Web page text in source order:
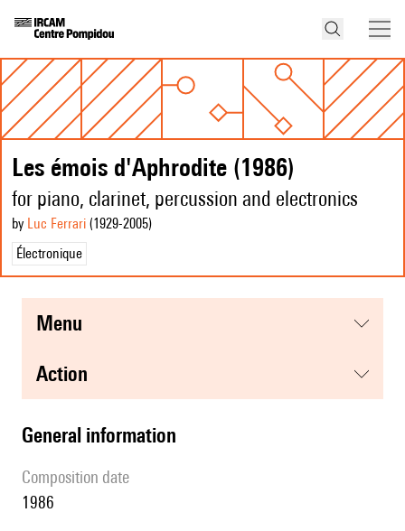
Les émois d'Aphrodite (1986)
for piano, clarinet, percussion and electronics
by Luc Ferrari (1929-2005)
Électronique
menu
action
general information
composition date
1986